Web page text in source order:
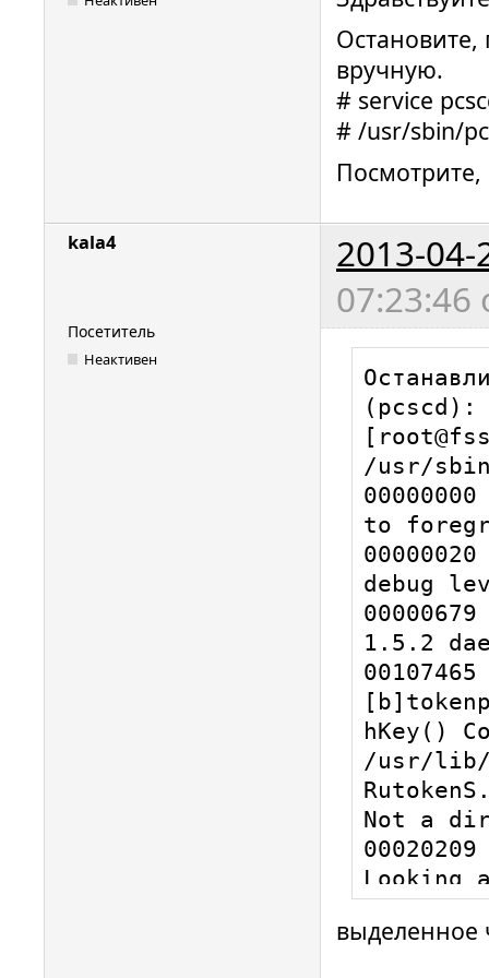
Остановите,
вручную.
# service
# /usr/sbin/
Посмотрите,
kala4
2013-04-
07:23:46
Посетитель
Неактивен
Останавливается демон смарт-карт PC/SC (pcscd):            [  OK  ]
[root@fssp-image Рабочий стол]# /usr/sbin/pcscd -afd
00000000 pcscdaemon.c:267:main() pcscd set to foreground with debug send to stderr
00000020 debuglog.c:239:DebugLogSetLevel() debug level=debug
00000679 pcscdaemon.c:506:main() pcsc-lite 1.5.2 daemon ready.
00107465 [b]tokenparser.l:131:LTPBundleFindValueWithKey() Could not open bundle file /usr/lib/pcsc/drivers/ifd-RutokenS.bundle.zip/Contents/Info.plist: Not a directory[/b]
00020209 hotplug_libhal.c:307:get_driver() Looking a driver for VID: 0x1D6B, PID: 0x0002
00001049 hotplug_libhal.c:307:get_driver() Looking a driver for VID: 0x1D6B, PID: 0x0001
00001072 hotplug_libhal.c:307:get_driver() Looking a driver for VID: 0x1D6B, PID: 0x0001
00001052 hotplug_libhal.c:307:get_driver() Looking a driver for VID: 0x0A89, PID: 0x0020
00000007 hotplug_libhal.c:342:HPAddDevice() Adding USB device: usb_device_a89_20_noserial_if0
01000687 readerfactory.c:1024:RFInitializeReader() Attempting startup of Aktiv Co. Rutoken S 00 00 using /usr/lib/pcsc/drivers/ifd-rutokens.bundle/Contents/Linux/librutokens.so
00000285 readerfactory.c:877:RFBindFunctions() Loading IFD Handler 3.0
00139327 readerfactory.c:249:RFAddReader() Using the pcscd polling thread
00002773 hotplug_libhal.c:307:get_driver() Looking a driver for VID: 0x1D6B, PID: 0x0001
00001908 hotplug_libhal.c:307:get_driver() Looking a driver for VID: 0x1D6B, PID: 0x0001
00001317 Card ATR: 3B 6F 00 FF 00 56 72 75 54 6F 6B 6E 73 30 20 00 00 90 00 
00002030 winscard_msg_srv.c:239:SHMProcessEventsServer() Common channel packet arrival
00000030 winscard_msg_srv.c:248:SHMProcessEventsServer() SHMProcessCommonChannelRequest detects: 8
00000011 pcscdaemon.c:147:SVCServiceRunLoop() A new context thread creation is requested: 8
00000054 winscard_svc.c:133:ContextThread() Thread is started: 8
00000038 winscard_msg_srv.c:317:SHMProcessEventsContext() command CMD_VERSION received by client 8
00000009 winscard_svc.c:189:ContextThread() Client is protocol version 3:0
00000086 winscard_msg_srv.c:317:SHMProcessEventsContext() command ESTABLISH_CONTEXT received by client 8
00000031 winscard.c:242:SCardEstablishContext() Establishing Context: 16991518
00008105
выделенное